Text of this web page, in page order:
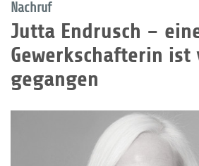
Nachruf
Jutta Endrusch –
Gewerkschafterin ist
gegangen